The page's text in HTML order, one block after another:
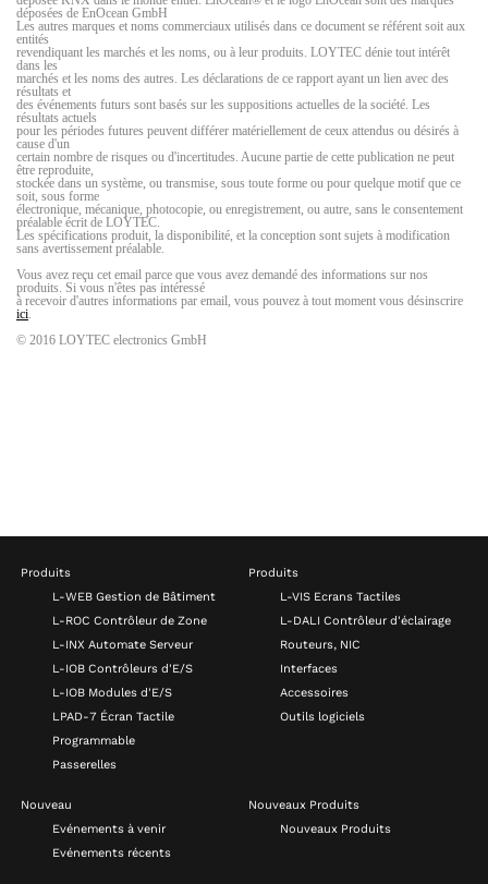
Produits
L-WEB Gestion de Bâtiment
L-ROC Contrôleur de Zone
L-INX Automate Serveur
L-IOB Contrôleurs d'E/S
L-IOB Modules d'E/S
LPAD-7 Écran Tactile
Programmable
Passerelles
Produits
L-VIS Ecrans Tactiles
L-DALI Contrôleur d'éclairage
Routeurs, NIC
Interfaces
Accessoires
Outils logiciels
Nouveau
Evénements à venir
Evénements récents
Nouveaux Produits
Nouveaux Produits